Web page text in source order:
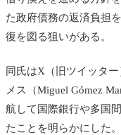
た政府債務の返済負担
復を図る狙いがある。
同氏はX（旧ツイッタ
メス（Miguel Gómez
航して国際銀行や多国
たことを明らかにした